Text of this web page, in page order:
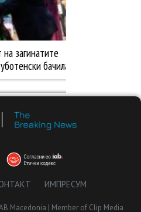
ИМПРЕСУМ
Macedonia | Member of Clip Media